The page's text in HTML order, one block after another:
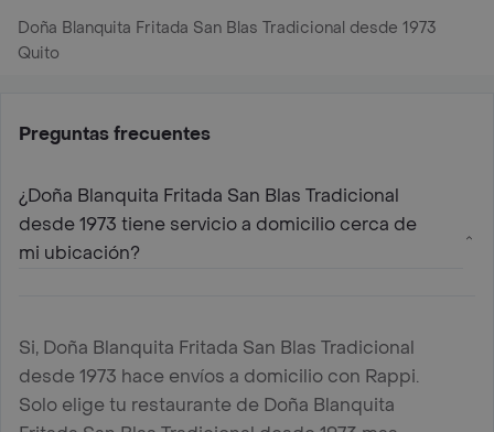
Doña Blanquita Fritada San Blas Tradicional desde 1973
Quito
Preguntas frecuentes
¿Doña Blanquita Fritada San Blas Tradicional
desde 1973 tiene servicio a domicilio cerca de
mi ubicación?
Si, Doña Blanquita Fritada San Blas Tradicional
desde 1973 hace envíos a domicilio con Rappi.
Solo elige tu restaurante de Doña Blanquita